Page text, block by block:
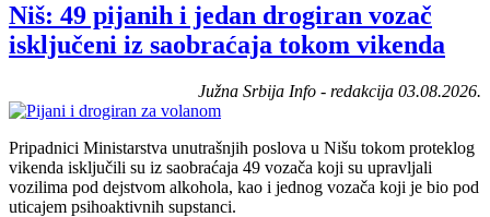
Niš: 49 pijanih i jedan drogiran vozač
isključeni iz saobraćaja tokom vikenda
Južna Srbija Info - redakcija 03.08.2026.
Pripadnici Ministarstva unutrašnjih poslova u Nišu tokom proteklog
vikenda isključili su iz saobraćaja 49 vozača koji su upravljali
vozilima pod dejstvom alkohola, kao i jednog vozača koji je bio pod
uticajem psihoaktivnih supstanci.